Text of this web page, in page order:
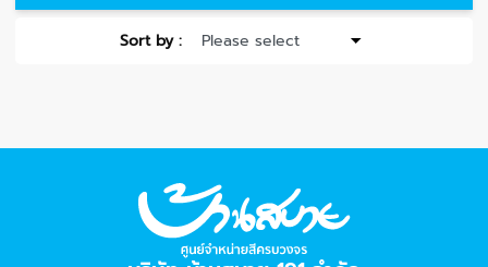
Sort by :